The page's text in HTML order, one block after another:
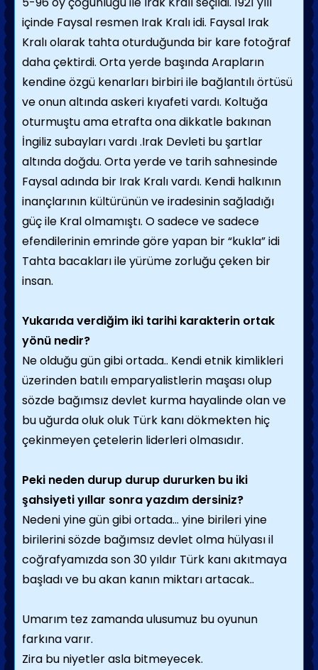
içinde Faysal resmen Irak Kralı idi. Faysal Irak
Kralı olarak tahta oturduğunda bir kare fotoğraf
daha çektirdi. Orta yerde başında Arapların
kendine özgü kenarları birbiri ile bağlantılı örtüsü
ve onun altında askeri kıyafeti vardı. Koltuğa
oturmuştu ama etrafta ona dikkatle bakınan
İngiliz subayları vardı .Irak Devleti bu şartlar
altında doğdu. Orta yerde ve tarih sahnesinde
Faysal adında bir Irak Kralı vardı. Kendi halkının
inançlarının kültürünün ve iradesinin sağladığı
güç ile Kral olmamıştı. O sadece ve sadece
efendilerinin emrinde göre yapan bir “kukla” idi
Tahta bacakları ile yürüme zorluğu çeken bir
insan.
Yukarıda verdiğim iki tarihi karakterin ortak
yönü nedir?
Ne olduğu gün gibi ortada.. Kendi etnik kimlikleri
üzerinden batılı emparyalistlerin maşası olup
sözde bağımsız devlet kurma hayalinde olan ve
bu uğurda oluk oluk Türk kanı dökmekten hiç
çekinmeyen çetelerin liderleri olmasıdır.
Peki neden durup durup dururken bu iki
şahsiyeti yıllar sonra yazdım dersiniz?
Nedeni yine gün gibi ortada... yine birileri yine
birilerini sözde bağımsız devlet olma hülyası il
coğrafyamızda son 30 yıldır Türk kanı akıtmaya
başladı ve bu akan kanın miktarı artacak..
Umarım tez zamanda ulusumuz bu oyunun
farkına varır.
Zira bu niyetler asla bitmeyecek.